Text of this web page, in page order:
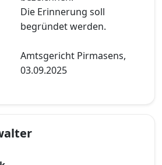
Die Erinnerung soll
begründet werden.
Amtsgericht Pirmasens,
03.09.2025